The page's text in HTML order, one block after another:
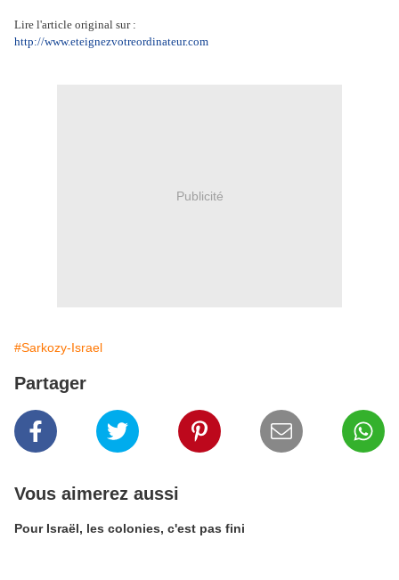
Lire l'article original sur :
http://www.eteignezvotreordinateur.com
Publicité
#Sarkozy-Israel
Partager
Vous aimerez aussi
Pour Israël, les colonies, c'est pas fini